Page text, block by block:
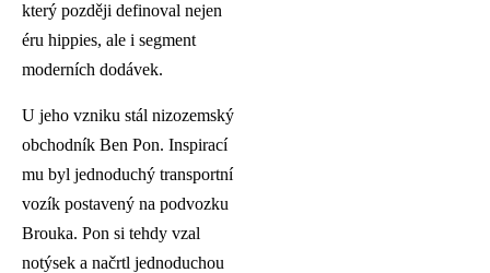
který později definoval nejen
éru hippies, ale i segment
moderních dodávek.
U jeho vzniku stál nizozemský
obchodník Ben Pon. Inspirací
mu byl jednoduchý transportní
vozík postavený na podvozku
Brouka. Pon si tehdy vzal
notýsek a načrtl jednoduchou